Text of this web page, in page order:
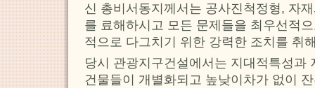
신 총비서동지께서는 공사진척정형, 자
를 료해하시고 모든 문제들을 최우선적
적으로 다그치기 위한 강력한 조치를 취
당시 관광지구건설에서는 지대적특성과
건물들이 개별화되고 높낮이차가 없이